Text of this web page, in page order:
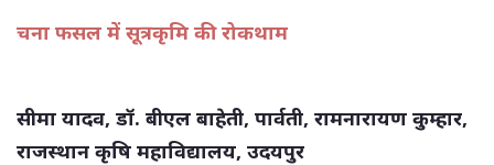
चना फसल में सूत्रकृमि की रोकथाम
सीमा यादव, डॉ. बीएल बाहेती, पार्वती, रामनारायण कुम्हार,
राजस्थान कृषि महाविद्यालय, उदयपुर